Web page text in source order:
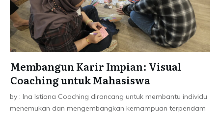
Membangun Karir Impian: Visual
Coaching untuk Mahasiswa
by : Ina Istiana Coaching dirancang untuk membantu individu
menemukan dan mengembangkan kemampuan terpendam